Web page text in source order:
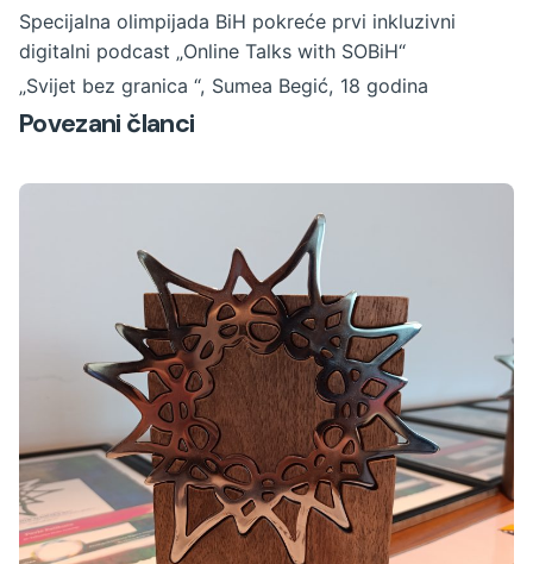
Specijalna olimpijada BiH pokreće prvi inkluzivni
digitalni podcast „Online Talks with SOBiH“
„Svijet bez granica “, Sumea Begić, 18 godina
Povezani članci